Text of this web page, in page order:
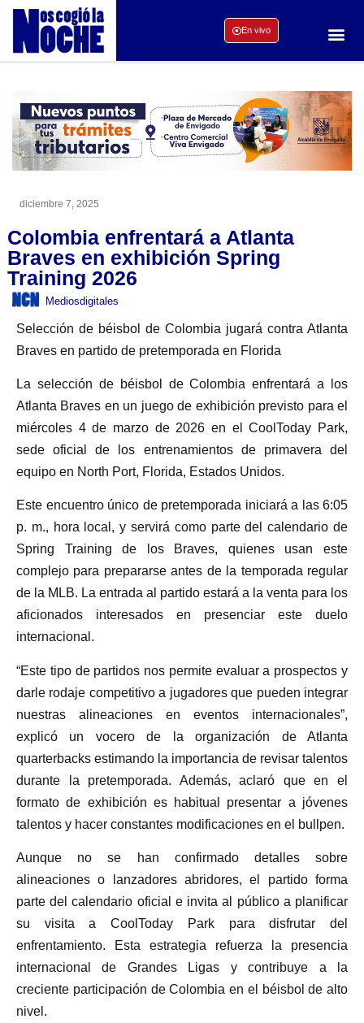
En vivo
diciembre 7, 2025
Colombia enfrentará a Atlanta
Braves en exhibición Spring
Training 2026
Mediosdigitales
Selección de béisbol de Colombia jugará contra Atlanta
Braves en partido de pretemporada en Florida
La selección de béisbol de Colombia enfrentará a los
Atlanta Braves en un juego de exhibición previsto para el
miércoles 4 de marzo de 2026 en el CoolToday Park,
sede oficial de los entrenamientos de primavera del
equipo en North Port, Florida, Estados Unidos.
Este encuentro único de pretemporada iniciará a las 6:05
p. m., hora local, y servirá como parte del calendario de
Spring Training de los Braves, quienes usan este
complejo para prepararse antes de la temporada regular
de la MLB. La entrada al partido estará a la venta para los
aficionados interesados en presenciar este duelo
internacional.
“Este tipo de partidos nos permite evaluar a prospectos y
darle rodaje competitivo a jugadores que pueden integrar
nuestras alineaciones en eventos internacionales”,
explicó un vocero de la organización de Atlanta
quarterbacks estimando la importancia de revisar talentos
durante la pretemporada. Además, aclaró que en el
formato de exhibición es habitual presentar a jóvenes
talentos y hacer constantes modificaciones en el bullpen.
Aunque no se han confirmado detalles sobre
alineaciones o lanzadores abridores, el partido forma
parte del calendario oficial e invita al público a planificar
su visita a CoolToday Park para disfrutar del
enfrentamiento. Esta estrategia refuerza la presencia
internacional de Grandes Ligas y contribuye a la
creciente participación de Colombia en el béisbol de alto
nivel.